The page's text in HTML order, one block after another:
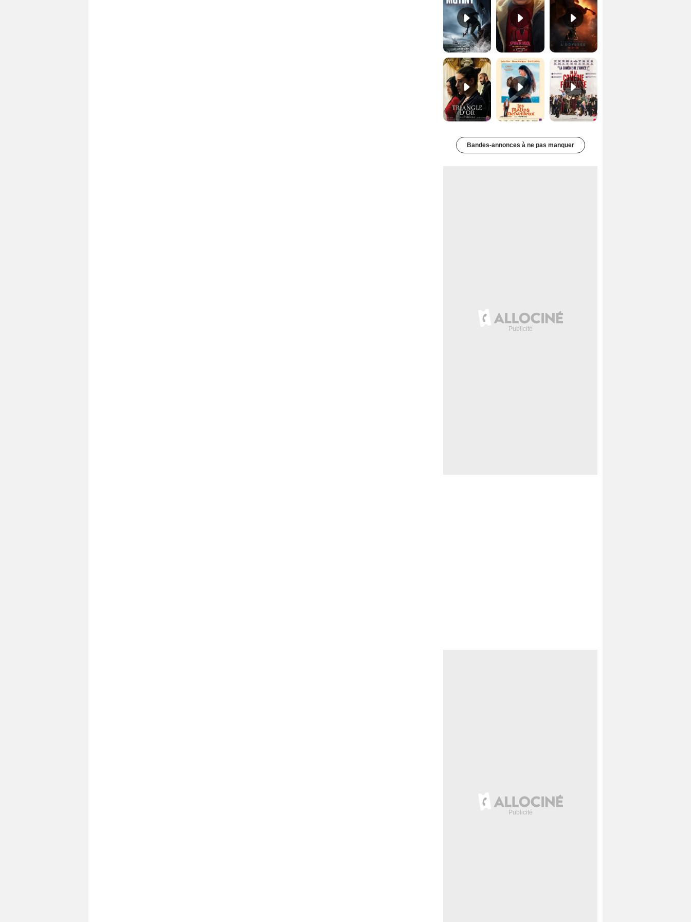
Le Triangle d'or Bande-annonce VF De la Comédie-Française Teaser VF
Bandes-annonces à ne pas manquer